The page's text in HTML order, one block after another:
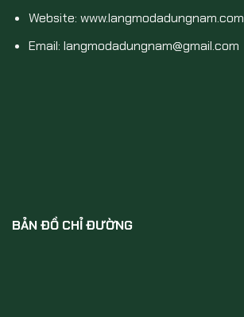
Website: www.langmodadungnam.com
Email: langmodadungnam@gmail.com
BẢN ĐỒ CHỈ ĐƯỜNG